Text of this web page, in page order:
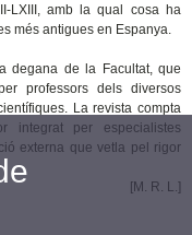
LXIII, amb la qual cosa ha
més antigues en Espanya.
degana de la Facultat, que
professors dels diversos
La revista compta
integrat per especialistes
externa que vetla pel rigor
[M. R. L.]